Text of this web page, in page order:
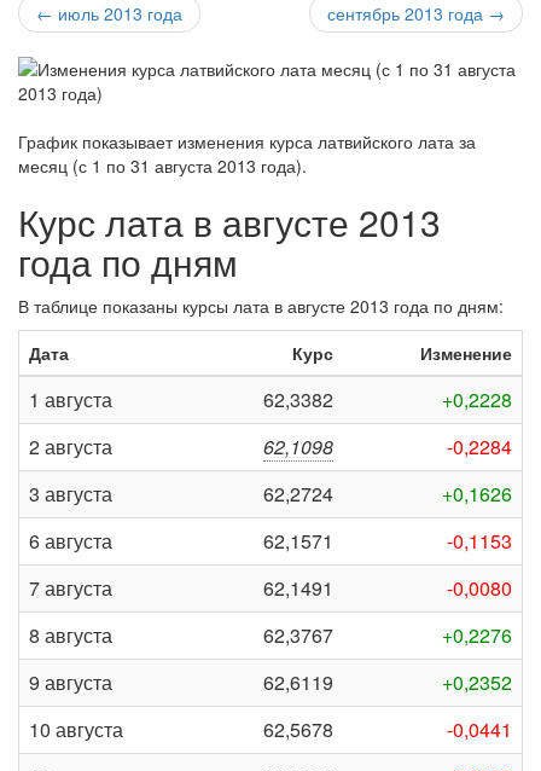
← июль 2013 года сентябрь 2013 года →
График показывает изменения курса латвийского лата за
месяц (с 1 по 31 августа 2013 года).
Курс лата в августе 2013
года по дням
В таблице показаны курсы лата в августе 2013 года по дням:
Дата
Курс Изменение
1 августа 62,3382
+0,2228
2 августа
62,1098
-0,2284
3 августа
62,2724
+0,1626
6 августа
62,1571
-0,1153
7 августа
62,1491
-0,0080
8 августа
62,3767
+0,2276
9 августа
62,6119
+0,2352
10 августа
62,5678
-0,0441